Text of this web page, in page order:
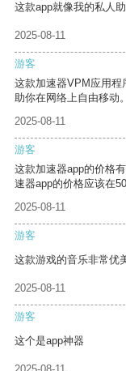
这款app就像我的私人
2025-08-11
游客
这款加速器VPM应用程
助你在网络上自由移动。
2025-08-11
游客
这款加速器app的价格
速器app的价格应该在
2025-08-11
游客
这款游戏的音乐非常优
2025-08-11
游客
这个是app神器